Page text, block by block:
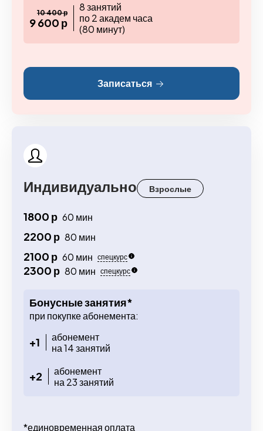
10 400 р
9 600 р
8 занятий
по 2 академ часа
(80 минут)
Записаться
Индивидуально Взрослые
1800 р 60 мин
2200 р 80 мин
2100 р 60 мин спецкурс
2300 р 80 мин спецкурс
Бонусные занятия*
при покупке абонемента:
+1
абонемент
на 14 занятий
+2
абонемент
на 23 занятий
*единовременная оплата